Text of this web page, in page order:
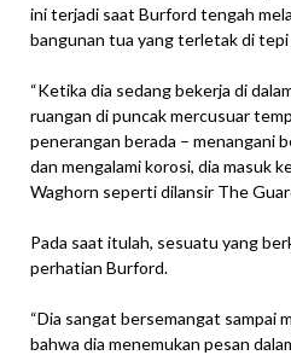
ini terjadi saat Burford tengah
bangunan tua yang terletak di
“Ketika dia sedang bekerja di
ruangan di puncak mercusuar
penerangan berada – menangani
dan mengalami korosi, dia masuk
Waghorn seperti dilansir The
Pada saat itulah, sesuatu yang
perhatian Burford.
“Dia sangat bersemangat sampai
bahwa dia menemukan pesan